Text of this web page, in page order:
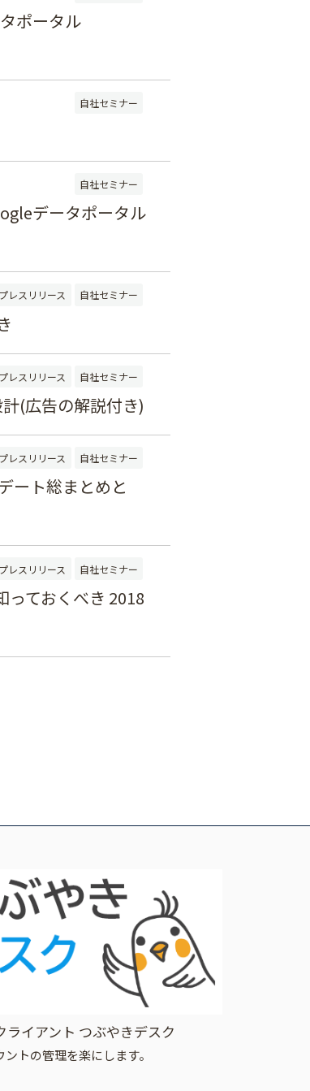
ポータル
自社セミナー
自社セミナー
データポータル
プレスリリース 自社セミナー
プレスリリース 自社セミナー
(広告の解説付き)
プレスリリース 自社セミナー
ート総まとめと
プレスリリース 自社セミナー
ておくべき 2018
イアント つぶやきデスク
トの管理を楽にします。